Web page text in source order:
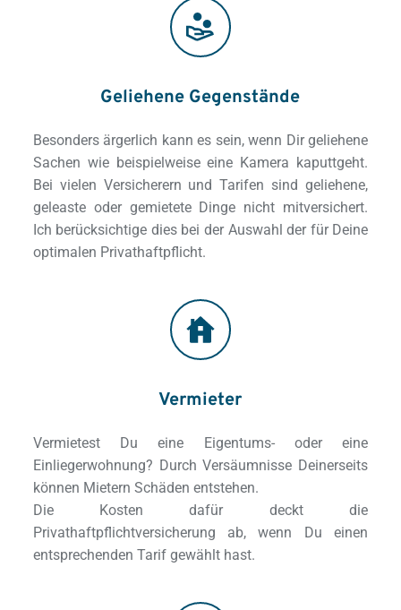
Geliehene Gegenstände
Besonders ärgerlich kann es sein, wenn Dir geliehene
Sachen wie beispielweise eine Kamera kaputtgeht.
Bei vielen Versicherern und Tarifen sind geliehene,
geleaste oder gemietete Dinge nicht mitversichert.
Ich berücksichtige dies bei der Auswahl der für Deine
optimalen Privathaftpflicht.
Vermieter
Vermietest Du eine Eigentums- oder eine
Einliegerwohnung? Durch Versäumnisse Deinerseits
können Mietern Schäden entstehen.
Die Kosten dafür deckt die
Privathaftpflichtversicherung ab, wenn Du einen
entsprechenden Tarif gewählt hast.